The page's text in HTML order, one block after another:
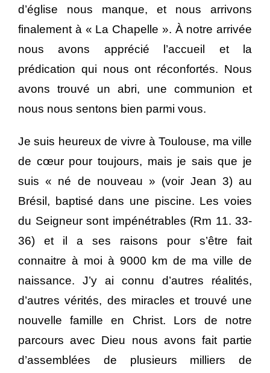
d’église nous manque, et nous arrivons
finalement à « La Chapelle ». À notre arrivée
nous avons apprécié l’accueil et la
prédication qui nous ont réconfortés. Nous
avons trouvé un abri, une communion et
nous nous sentons bien parmi vous.
Je suis heureux de vivre à Toulouse, ma ville
de cœur pour toujours, mais je sais que je
suis « né de nouveau » (voir Jean 3) au
Brésil, baptisé dans une piscine. Les voies
du Seigneur sont impénétrables (Rm 11. 33-
36) et il a ses raisons pour s’être fait
connaitre à moi à 9000 km de ma ville de
naissance. J’y ai connu d’autres réalités,
d’autres vérités, des miracles et trouvé une
nouvelle famille en Christ. Lors de notre
parcours avec Dieu nous avons fait partie
d’assemblées de plusieurs milliers de